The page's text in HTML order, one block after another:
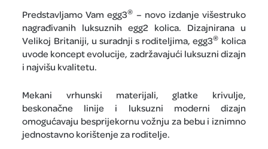
Predstavljamo Vamegg3® – novo izdanje višestruko
nagrađivanih luksuznih egg2 kolica. Dizajnirana u
Velikoj Britaniji, u suradnji s roditeljima, egg3® kolica
uvode koncept evolucije, zadržavajući luksuzni dizajn
i najvišu kvalitetu.
Mekani vrhunski materijali, glatke krivulje,
beskonačne linije i luksuzni moderni dizajn
omogućavaju besprijekornu vožnju za bebu i iznimno
jednostavno korištenje za roditelje.